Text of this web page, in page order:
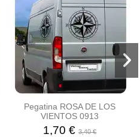
Pegatina ROSA DE LOS
VIENTOS 0913
1,70 €3,40 €